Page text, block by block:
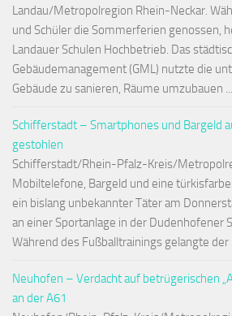
Landau/Metropolregion Rhein-Neckar.
und Schüler die Sommerferien genossen,
Landauer Schulen Hochbetrieb. Das
Gebäudemanagement (GML) nutzte die
Gebäude zu sanieren, Räume umzubauen
Schifferstadt – Smartphones und Bargeld
gestohlen
Schifferstadt/Rhein-Pfalz-Kreis/
Mobiltelefone, Bargeld und eine
ein bislang unbekannter Täter am
an einer Sportanlage in der Dudenhofener
Während des Fußballtrainings gelangte der
Neuhofen – Verdacht auf betrügerischen
an der A61